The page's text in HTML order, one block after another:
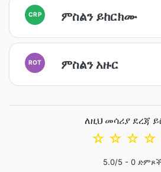
CRP ምስልን ይከርክሙ
ROT ምስልን አዙር
ለዚህ መሳሪያ ደረጃ
☆
☆
☆
☆
5.0/5 - 0 ድምጾች